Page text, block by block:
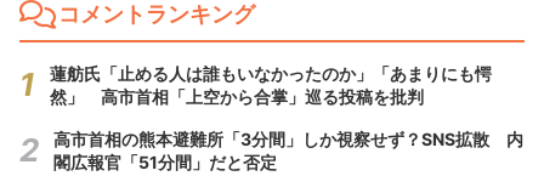
コメントランキング
蓮舫氏「止める人は誰もいなかったのか」「あまりにも愕
然」 高市首相「上空から合掌」巡る投稿を批判
高市首相の熊本避難所「3分間」しか視察せず？SNS拡散 内
閣広報官「51分間」だと否定